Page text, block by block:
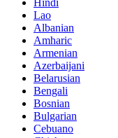
Hindi
Lao
Albanian
Amharic
Armenian
Azerbaijani
Belarusian
Bengali
Bosnian
Bulgarian
Cebuano